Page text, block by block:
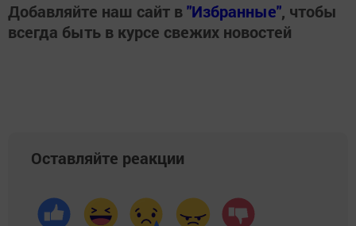
Добавляйте наш сайт в"Избранные", чтобы
всегда быть в курсе свежих новостей
Оставляйте реакции